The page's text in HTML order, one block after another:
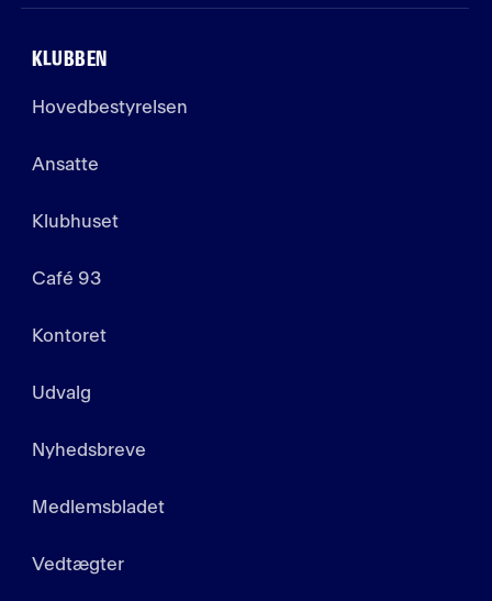
KLUBBEN
Hovedbestyrelsen
Ansatte
Klubhuset
Café 93
Kontoret
Udvalg
Nyhedsbreve
Medlemsbladet
Vedtægter